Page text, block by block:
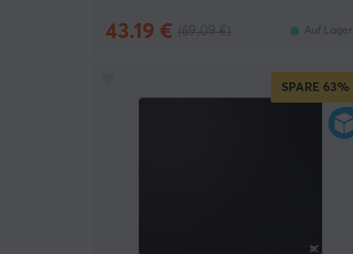
43.19 € Auf Lager
SPARE 63%